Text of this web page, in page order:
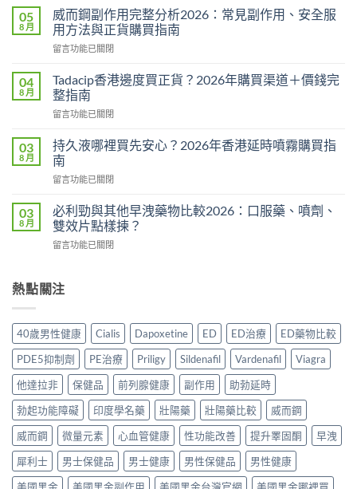
馬
糖
Hamer
效
真
相：
用
是
心
作
2026
香
港
實
測
價〉
中
05
8 月
威而鋼副作用完整分析2026：常見副作用、安全服
用方法與正貨購買指南
在
而
鋼
副
作
完
整
分
析
常
見
作
全
方
法
與
正
貨
購
買
指
南〉
中
留言功能已關閉
04
8 月
Tadacip香港邊度買正貨？2026年購買渠道＋價錢完
整指南
在
香
港
邊
度
正
貨？
2026
年
渠
價
錢
完
整
指
南〉
中
留言功能已關閉
03
8 月
持久液哪裡買先安心？2026年香港延時噴霧購買指
南
在
久
液
哪
裡
安
年
香
港
延
時
噴
霧
購
指
南〉
中
留言功能已關閉
03
8 月
必利勁與其他早洩藥物比較2026：口服藥、噴劑、
雙效片點樣揀？
在
勁
與
他
早
洩
藥
物
比
較
2026：
服
藥、
噴
留言功能已關閉
熱點關注
40歲男性健康 Cialis Dapoxetine ED ED治療
ED藥物比較
PDE5抑制劑
PE治療 Priligy Sildenafil Vardenafil
Viagra
他達拉非
保健品 前列腺健康 副作用
助勃延時
勃起功能障礙
印度學名藥 壯陽藥 壯陽藥比較
威而鋼
威而鋼
微量元素 心血管健康 性功能改善 提升睪固酮
早洩
犀利士
男士保健品 男士健康 男性保健品
男性健康
美國黑金
美國黑金副作用 美國黑金台灣官網 美國黑金哪裡買